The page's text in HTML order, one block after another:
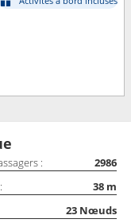
:
2986
38 m
23 Nœuds